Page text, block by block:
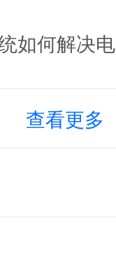
如何解决
查看更多
案需要花